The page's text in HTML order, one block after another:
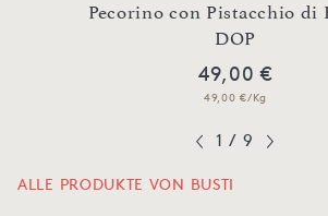
Pecorino con Pistacchio di
DOP
49,00 €
49,00 €/Kg
1 / 9
ALLE PRODUKTE VON BUSTI